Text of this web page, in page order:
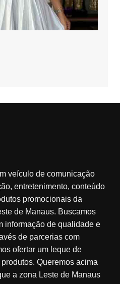
veículo de comunicação
entretenimento, conteúdo
promocionais da
de Manaus. Buscamos
informação de qualidade e
de parcerias com
ofertar um leque de
Queremos acima
a zona Leste de Manaus